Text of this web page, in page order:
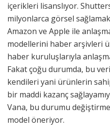
içerikleri lisanslıyor.
milyonlarca görsel
Amazon ve Apple ile
modellerini haber arşivleri
haber kuruluşlarıyla
Fakat çoğu durumda, bu
kendileri yani ürünlerin
bir maddi kazanç
Vana, bu durumu
model öneriyor.